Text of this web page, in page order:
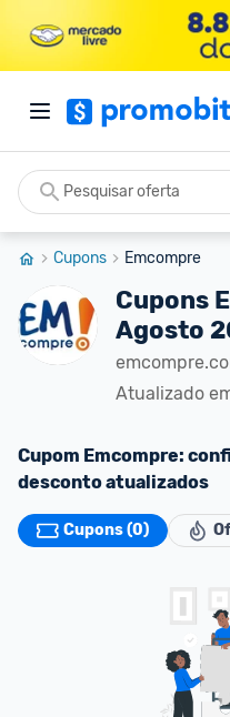
Cupons Emcompre
Cupons
Agosto
Atualizado
Cupom Emcompre:
desconto atualizados
Cupons (0)